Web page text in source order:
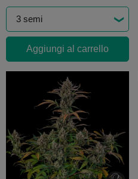
Aggiungi al carrello